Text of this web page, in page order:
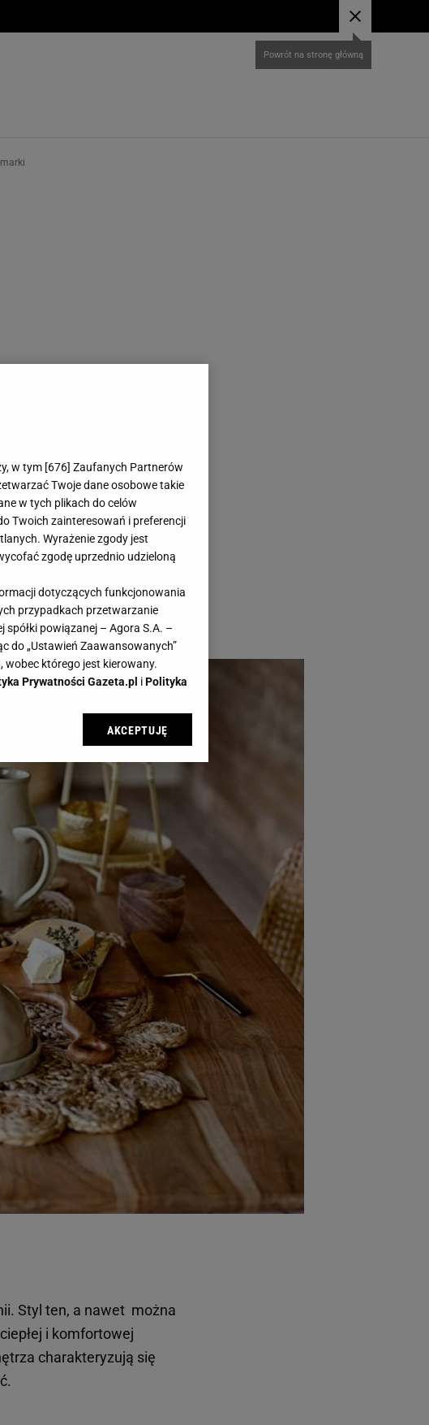
dodatków
bezpieczeństwa i
komfortu i
Styl ten, a nawet można
i komfortowej
charakteryzują się
w tym [676] Zaufanych Partnerów
Twoje dane osobowe takie
w tych plikach do celów
Twoich zainteresowań i preferencji
Wyrażenie zgody jest
zgodę uprzednio udzieloną
dotyczących funkcjonowania
przypadkach przetwarzanie
powiązanej – Agora S.A. –
do „Ustawień Zaawansowanych”
wobec którego jest kierowany.
Prywatności Gazeta.pl iPolityka
Gazeta.pl sp. z o.o., jej
przetwarzania danych poprzez
Zmiana ustawień
celach:
do celów identyfikacji.
i treści, pomiar reklam i treści,
AKCEPTUJĘ